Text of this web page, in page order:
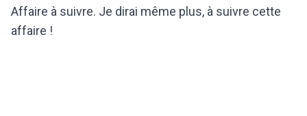
Affaire à suivre. Je dirai même plus, à suivre cette
affaire !